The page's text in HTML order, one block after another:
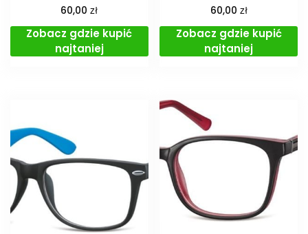
60,00zł
Zobacz gdzie kupić
najtaniej
60,00 zł
Zobacz gdzie kupić
najtaniej